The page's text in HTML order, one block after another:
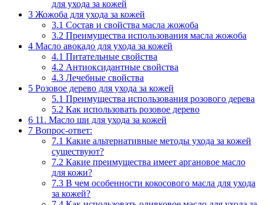
для ухода за кожей
3 Жожоба для ухода за кожей
3.1 Состав и свойства масла жожоба
3.2 Преимущества использования масла жожоба
4 Масло авокадо для ухода за кожей
4.1 Питательные свойства
4.2 Антиоксидантные свойства
4.3 Лечебные свойства
5 Розовое дерево для ухода за кожей
5.1 Преимущества использования розового дерева
5.2 Как использовать розовое дерево
6 11. Масло ши для ухода за кожей
7 Вопрос-ответ:
7.1 Какие альтернативные методы ухода за кожей
существуют?
7.2 Какие преимущества имеет аргановое масло
для кожи?
7.3 В чем особенности кокосового масла для ухода
за кожей?